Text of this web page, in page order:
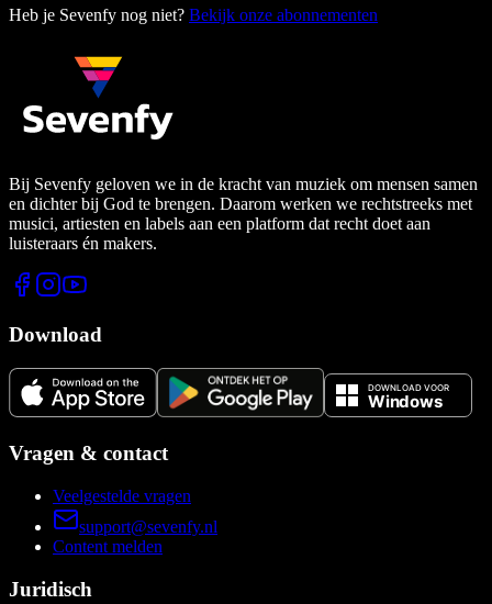
Heb je Sevenfy nog niet? Bekijk onze abonnementen
Bij Sevenfy geloven we in de kracht van muziek om mensen samen
en dichter bij God te brengen. Daarom werken we rechtstreeks met
musici, artiesten en labels aan een platform dat recht doet aan
luisteraars én makers.
Download
Vragen & contact
Veelgestelde vragen
support@sevenfy.nl
Content melden
Juridisch